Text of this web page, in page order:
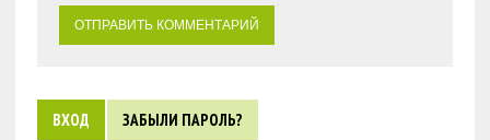
ВХОД ЗАБЫЛИ ПАРОЛЬ?